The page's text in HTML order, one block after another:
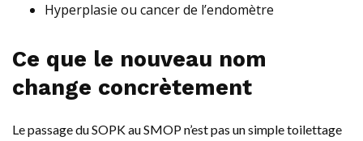
Hyperplasie ou cancer de l’endomètre
Ce que le nouveau nom
change concrètement
Le passage du SOPK au SMOP n’est pas un simple toilettage